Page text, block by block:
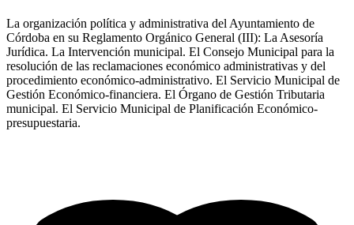
La organización política y administrativa del Ayuntamiento de
Córdoba en su Reglamento Orgánico General (III): La Asesoría
Jurídica. La Intervención municipal. El Consejo Municipal para la
resolución de las reclamaciones económico administrativas y del
procedimiento económico-administrativo. El Servicio Municipal de
Gestión Económico-financiera. El Órgano de Gestión Tributaria
municipal. El Servicio Municipal de Planificación Económico-
presupuestaria.